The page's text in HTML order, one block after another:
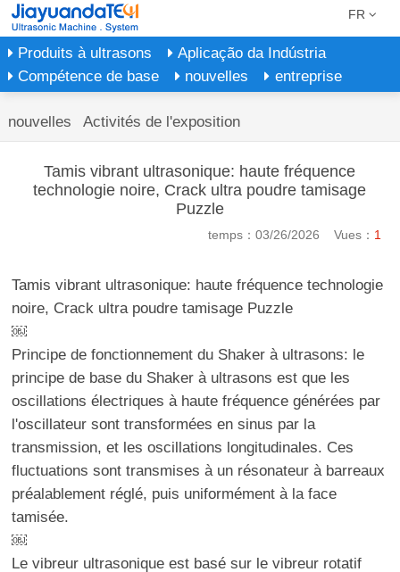
FR
Produits à ultrasons
Aplicação da Indústria
Compétence de base
nouvelles entreprise
nouvelles Activités de l'exposition
Tamis vibrant ultrasonique: haute fréquence
technologie noire, Crack ultra poudre tamisage
Puzzle
temps：03/26/2026 Vues： 1
Tamis vibrant ultrasonique: haute fréquence technologie
noire, Crack ultra poudre tamisage Puzzle
￼
Principe de fonctionnement du Shaker à ultrasons: le
principe de base du Shaker à ultrasons est que les
oscillations électriques à haute fréquence générées par
l'oscillateur sont transformées en sinus par la
transmission, et les oscillations longitudinales. Ces
fluctuations sont transmises à un résonateur à barreaux
préalablement réglé, puis uniformément à la face
tamisée.
￼
Le vibreur ultrasonique est basé sur le vibreur rotatif